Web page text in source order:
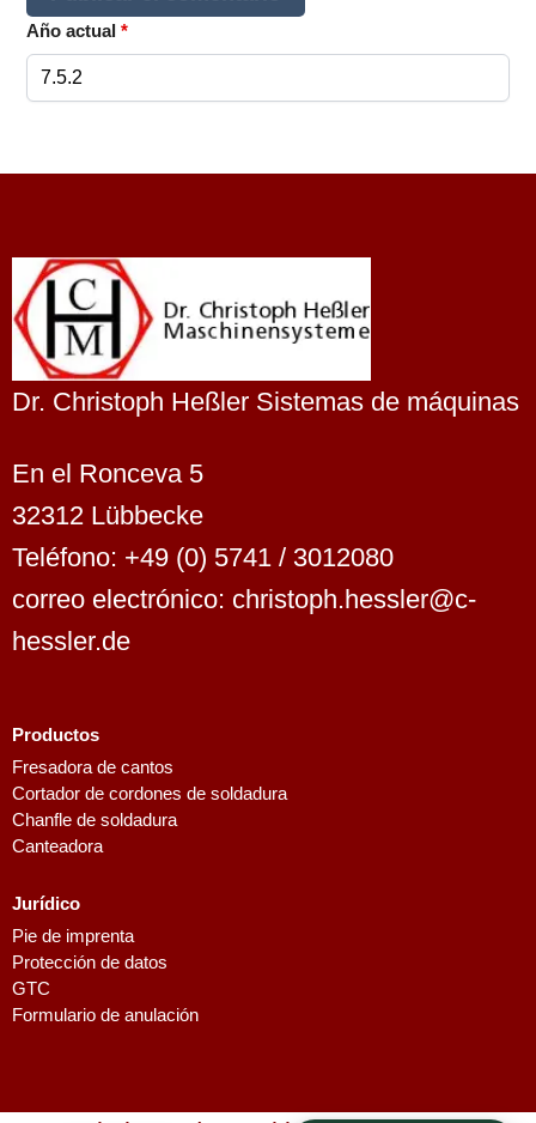
Año actual *
Dr. Christoph Heßler Sistemas de máquinas
En el Ronceva 5
32312 Lübbecke
Teléfono: +49 (0) 5741 / 3012080
correo electrónico: christoph.hessler@c-
hessler.de
Productos
Fresadora de cantos
Cortador de cordones de soldadura
Chanfle de soldadura
Canteadora
Jurídico
Pie de imprenta
Protección de datos
GTC
Formulario de anulación
German
French
Finnish
Dutch